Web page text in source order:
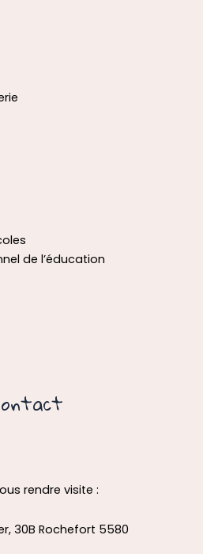
de l’éducation
rendre visite :
30B Rochefort 5580